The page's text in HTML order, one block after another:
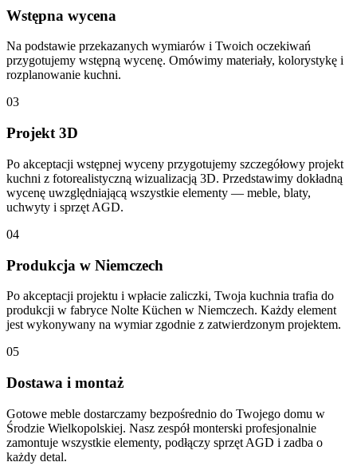
Wstępna wycena
Na podstawie przekazanych wymiarów i Twoich oczekiwań
przygotujemy wstępną wycenę. Omówimy materiały, kolorystykę i
rozplanowanie kuchni.
03
Projekt 3D
Po akceptacji wstępnej wyceny przygotujemy szczegółowy projekt
kuchni z fotorealistyczną wizualizacją 3D. Przedstawimy dokładną
wycenę uwzględniającą wszystkie elementy — meble, blaty,
uchwyty i sprzęt AGD.
04
Produkcja w Niemczech
Po akceptacji projektu i wpłacie zaliczki, Twoja kuchnia trafia do
produkcji w fabryce Nolte Küchen w Niemczech. Każdy element
jest wykonywany na wymiar zgodnie z zatwierdzonym projektem.
05
Dostawa i montaż
Gotowe meble dostarczamy bezpośrednio do Twojego domu w
Środzie Wielkopolskiej. Nasz zespół monterski profesjonalnie
zamontuje wszystkie elementy, podłączy sprzęt AGD i zadba o
każdy detal.